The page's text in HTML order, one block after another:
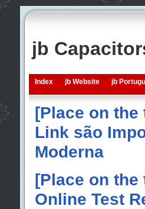
jb
Index jb Website jb
[Place on the
Link são
Moderna
[Place on the
Online Test